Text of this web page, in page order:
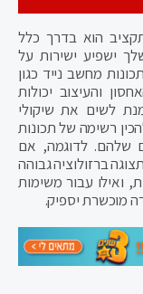
הוא בדרך כלל
ישפיע ישירות על
מחשב נייד כגון
והעיצוב יכולות
לשים את שיקולי
רשימה של תכונות
שלהם. לדוגמה, אם
ברזולוציה גבוהה
ואילו עבור משימות
מוכשרת יספיק.